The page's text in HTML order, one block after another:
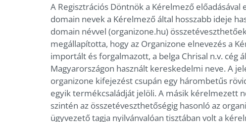
A Regisztrációs Döntnök a Kérelmező
domain nevek a Kérelmező által hosszabb ideje
domain névvel (organizone.hu)
megállapította, hogy az Organizone elnevezés a
importált és forgalmazott, a belga Chrisal n.v.
Magyarországon használt kereskedelmi neve. A
organizone kifejezést csupán egy hárombetűs
egyik termékcsaládját jelöli. A másik kérelmezett
szintén az összetéveszthetőségig hasonló az
ügyvezető tagja nyilvánvalóan tisztában volt a